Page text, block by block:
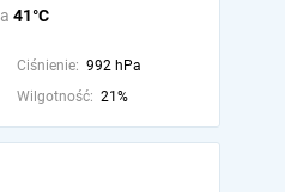
41°C
Ciśnienie: 992 hPa
Wilgotność: 21%